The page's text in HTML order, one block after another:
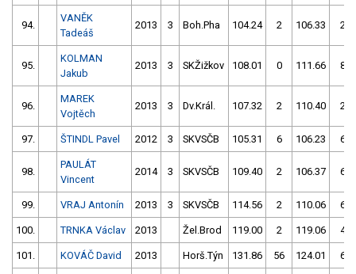
94.
VANĚK
Tadeáš
2013 3 Boh.Pha 104.24 2 106.33 2
95.
KOLMAN
Jakub
2013 3 SKŽižkov 108.01 0 111.66 8
96.
MAREK
Vojtěch
2013 3 Dv.Král. 107.32 2 110.40 2
97. ŠTINDL Pavel 2012 3 SKVSČB 105.31 6 106.23 6
98.
PAULÁT
Vincent
2014 3 SKVSČB 109.40 2 106.37 6
99. VRAJ Antonín 2013 3 SKVSČB 114.56 2 110.06 6
100. TRNKA Václav 2013 Žel.Brod 119.00 2 119.06 4
101. KOVÁČ David 2013 Horš.Týn 131.86 56 124.01 6